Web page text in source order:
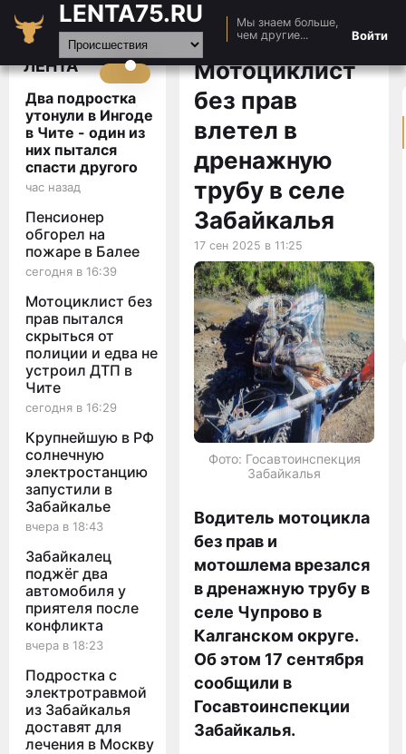
LENTA75.RU
Мы знаем больше,
чем другие...
Войти
Главная
Новости
Видео
Статьи
ЛЕНТА
Два подростка
утонули в Ингоде
в Чите - один из
них пытался
спасти другого
час назад
Пенсионер
обгорел на
пожаре в Балее
сегодня в 16:39
Мотоциклист без
прав пытался
скрыться от
полиции и едва не
устроил ДТП в
Чите
сегодня в 16:29
Крупнейшую в РФ
солнечную
электростанцию
запустили в
Забайкалье
вчера в 18:43
Забайкалец
поджёг два
автомобиля у
приятеля после
конфликта
вчера в 18:23
Подростка с
электротравмой
из Забайкалья
доставят для
лечения в Москву
Мотоциклист
без прав
влетел в
дренажную
трубу в селе
Забайкалья
17 сен 2025 в 11:25
Фото: Госавтоинспекция
Забайкалья
Водитель мотоцикла
без прав и
мотошлема врезался
в дренажную трубу в
селе Чупрово в
Калганском округе.
Об этом 17 сентября
сообщили в
Госавтоинспекции
Забайкалья.